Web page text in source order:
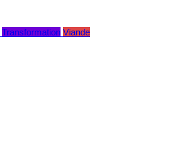
Transformation Viande